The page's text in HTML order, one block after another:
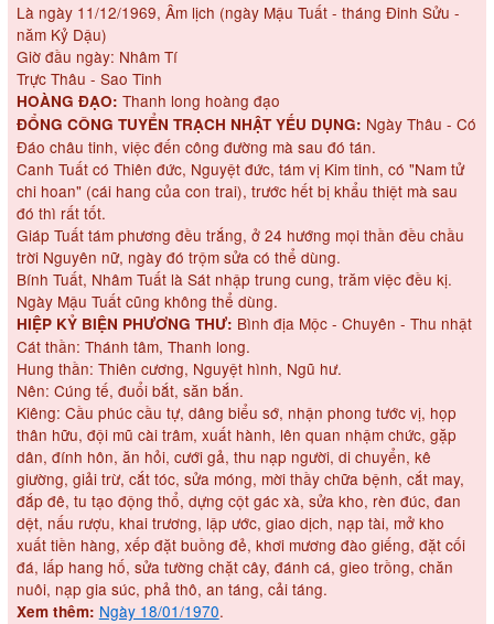
Là ngày 11/12/1969, Âm lịch (ngày Mậu Tuất - tháng Đinh Sửu -
năm Kỷ Dậu)
Giờ đầu ngày: Nhâm Tí
Trực Thâu - Sao Tinh
HOÀNG ĐẠO: Thanh long hoàng đạo
ĐỔNG CÔNG TUYỂN TRẠCH NHẬT YẾU DỤNG: Ngày Thâu - Có
Đáo châu tinh, việc đến công đường mà sau đó tán.
Canh Tuất có Thiên đức, Nguyệt đức, tám vị Kim tinh, có "Nam tử
chi hoan" (cái hang của con trai), trước hết bị khẩu thiệt mà sau
đó thì rất tốt.
Giáp Tuất tám phương đều trắng, ở 24 hướng mọi thần đều chầu
trời Nguyên nữ, ngày đó trộm sửa có thể dùng.
Bính Tuất, Nhâm Tuất là Sát nhập trung cung, trăm việc đều kị.
Ngày Mậu Tuất cũng không thể dùng.
HIỆP KỶ BIỆN PHƯƠNG THƯ: Bình địa Mộc - Chuyên - Thu nhật
Cát thần: Thánh tâm, Thanh long.
Hung thần: Thiên cương, Nguyệt hình, Ngũ hư.
Nên: Cúng tế, đuổi bắt, săn bắn.
Kiêng: Cầu phúc cầu tự, dâng biểu sớ, nhận phong tước vị, họp
thân hữu, đội mũ cài trâm, xuất hành, lên quan nhậm chức, gặp
dân, đính hôn, ăn hỏi, cưới gả, thu nạp người, di chuyển, kê
giường, giải trừ, cắt tóc, sửa móng, mời thầy chữa bệnh, cắt may,
đắp đê, tu tạo động thổ, dựng cột gác xà, sửa kho, rèn đúc, đan
dệt, nấu rượu, khai trương, lập ước, giao dịch, nạp tài, mở kho
xuất tiền hàng, xếp đặt buồng đẻ, khơi mương đào giếng, đặt cối
đá, lấp hang hố, sửa tường chặt cây, đánh cá, gieo trồng, chăn
nuôi, nạp gia súc, phả thô, an táng, cải táng.
Xem thêm: Ngày 18/01/1970.